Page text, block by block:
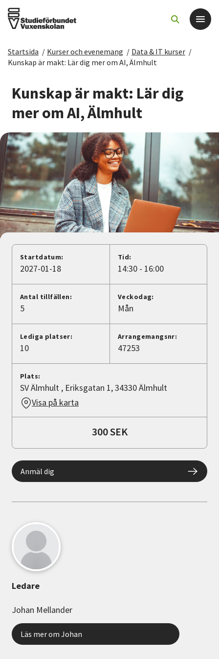
Det här gör vi
För dig som
Sök kurser och evenemang
Om SV
Starta studiecirkel
Cirkelledare
Nyheter
Avdelningar
Lyssna
Startsida / Kurser och evenemang / Data & IT kurser /
Kunskap är makt: Lär dig mer om AI, Älmhult
Kunskap är makt: Lär dig
mer om AI, Älmhult
Startdatum:
2027-01-18
Tid:
14:30 - 16:00
Antal tillfällen:
5
Veckodag:
Mån
Lediga platser:
10
Arrangemangsnr:
47253
Plats:
SV Älmhult , Eriksgatan 1, 34330 Älmhult
Visa på karta
300 SEK
Anmäl dig
Ledare
Johan Mellander
Läs mer om Johan